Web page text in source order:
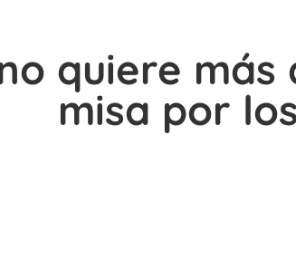
quiere
misa por